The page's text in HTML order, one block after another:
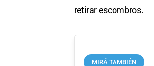
retirar escombros.
MIRÁ TAMBIÉN